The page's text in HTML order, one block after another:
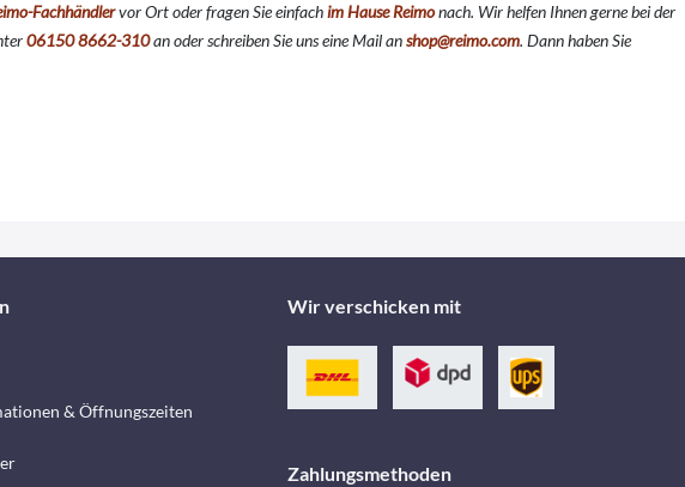
Fachhändlervor Ort oder fragen Sie einfachim Hause Reimonach. Wir helfen Ihnen gerne bei der
06150 8662-310an oder schreiben Sie uns eine Mail anshop@reimo.com. Dann haben Sie
& Öffnungszeiten
Wir verschicken mit
Zahlungsmethoden